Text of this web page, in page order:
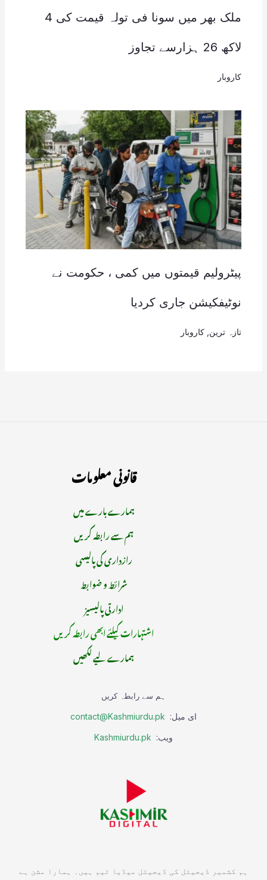
ملک بھر میں سونا فی تولہ قیمت کی 4
لاکھ 26 ہزارسے تجاوز
کاروبار
پیٹرولیم قیمتوں میں کمی ، حکومت نے
نوٹیفکیشن جاری کردیا
تازہ ترین کاروبار
قانونی معلومات
ہمارے بارے میں
ہم سے رابطہ کریں
رازداری کی پالیسی
شرائط و ضوابط
ادارتی پالیسیز
اشتہارات کیلئے ابھی رابطہ کریں
ہمارے لیے لکھیں
ہم سے رابطہ کریں
ای میل: contact@Kashmiurdu.pk
ویب: Kashmiurdu.pk
ہم کشمیر ڈیجیٹل کی ڈیجیٹل میڈیا ٹیم ہیں۔ ہمارا مشن ہے